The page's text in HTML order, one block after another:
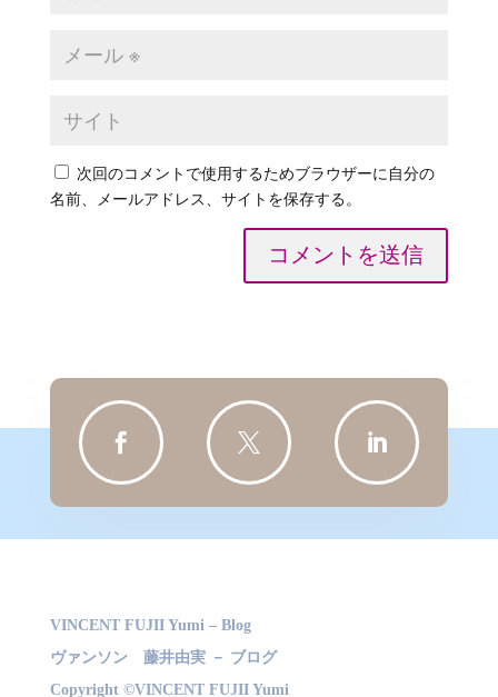
次回のコメントで使用するためブラウザーに自分の
名前、メールアドレス、サイトを保存する。
コメントを送信
  
VINCENT FUJII Yumi – Blog
ヴァンソン 藤井由実 － ブログ
Copyright ©VINCENT FUJII Yumi